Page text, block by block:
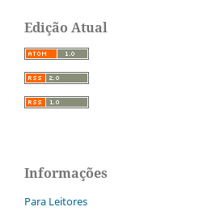
Edição Atual
Informações
Para Leitores